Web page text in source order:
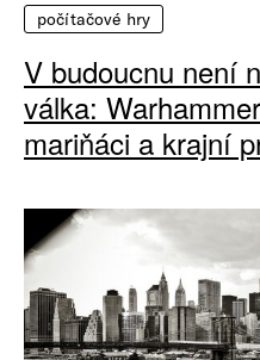
počítačové hry
V budoucnu není
válka:
mariňáci a krajní